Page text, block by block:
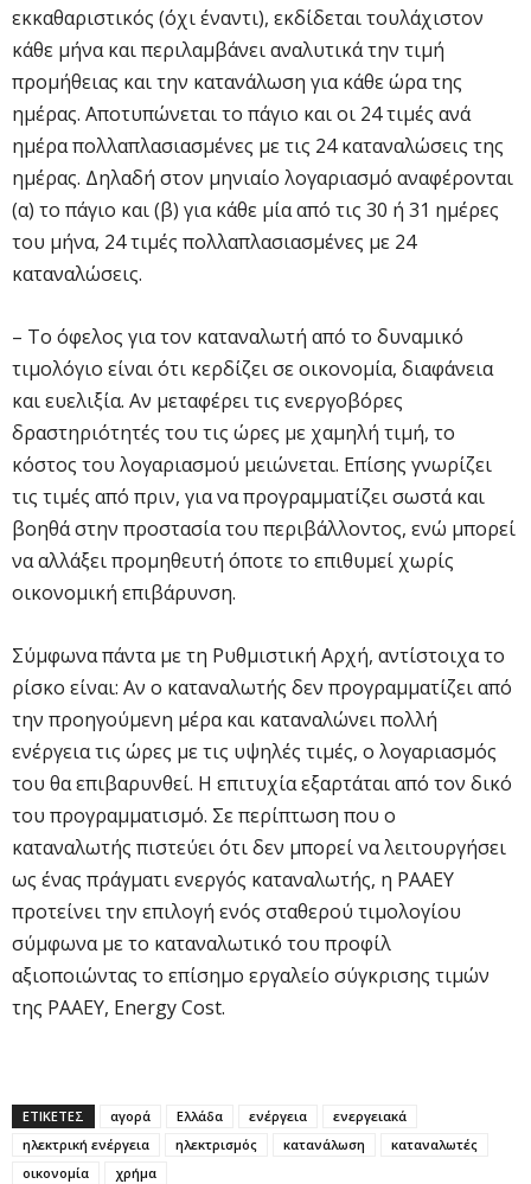
εκκαθαριστικός (όχι έναντι), εκδίδεται τουλάχιστον
κάθε μήνα και περιλαμβάνει αναλυτικά την τιμή
προμήθειας και την κατανάλωση για κάθε ώρα της
ημέρας. Αποτυπώνεται το πάγιο και οι 24 τιμές ανά
ημέρα πολλαπλασιασμένες με τις 24 καταναλώσεις της
ημέρας. Δηλαδή στον μηνιαίο λογαριασμό αναφέρονται
(α) το πάγιο και (β) για κάθε μία από τις 30 ή 31 ημέρες
του μήνα, 24 τιμές πολλαπλασιασμένες με 24
καταναλώσεις.
– Το όφελος για τον καταναλωτή από το δυναμικό
τιμολόγιο είναι ότι κερδίζει σε οικονομία, διαφάνεια
και ευελιξία. Αν μεταφέρει τις ενεργοβόρες
δραστηριότητές του τις ώρες με χαμηλή τιμή, το
κόστος του λογαριασμού μειώνεται. Επίσης γνωρίζει
τις τιμές από πριν, για να προγραμματίζει σωστά και
βοηθά στην προστασία του περιβάλλοντος, ενώ μπορεί
να αλλάξει προμηθευτή όποτε το επιθυμεί χωρίς
οικονομική επιβάρυνση.
Σύμφωνα πάντα με τη Ρυθμιστική Αρχή, αντίστοιχα το
ρίσκο είναι: Αν ο καταναλωτής δεν προγραμματίζει από
την προηγούμενη μέρα και καταναλώνει πολλή
ενέργεια τις ώρες με τις υψηλές τιμές, ο λογαριασμός
του θα επιβαρυνθεί. Η επιτυχία εξαρτάται από τον δικό
του προγραμματισμό. Σε περίπτωση που ο
καταναλωτής πιστεύει ότι δεν μπορεί να λειτουργήσει
ως ένας πράγματι ενεργός καταναλωτής, η ΡΑΑΕΥ
προτείνει την επιλογή ενός σταθερού τιμολογίου
σύμφωνα με το καταναλωτικό του προφίλ
αξιοποιώντας το επίσημο εργαλείο σύγκρισης τιμών
της ΡΑΑΕΥ, Energy Cost.
ΕΤΙΚΕΤΕΣ αγορά Ελλάδα ενέργεια
ενεργειακά
ηλεκτρική ενέργεια
ηλεκτρισμός κατανάλωση
καταναλωτές
οικονομία
χρήμα